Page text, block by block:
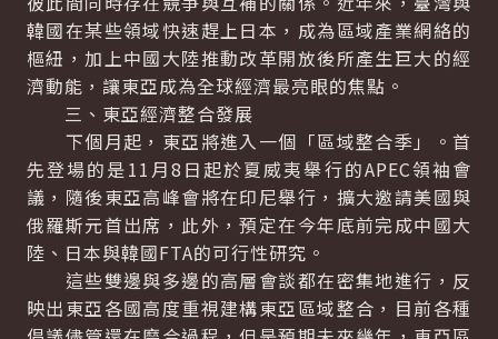
韓國在某些領域快速趕上日本，成為區域產業網絡的
樞紐，加上中國大陸推動改革開放後所產生巨大的經
濟動能，讓東亞成為全球經濟最亮眼的焦點。
三、東亞經濟整合發展
下個月起，東亞將進入一個「區域整合季」。首
先登場的是11月8日起於夏威夷舉行的APEC領袖會
議，隨後東亞高峰會將在印尼舉行，擴大邀請美國與
俄羅斯元首出席，此外，預定在今年底前完成中國大
陸、日本與韓國FTA的可行性研究。
這些雙邊與多邊的高層會談都在密集地進行，反
映出東亞各國高度重視建構東亞區域整合，目前各種